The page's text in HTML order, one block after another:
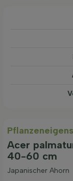
Acer
40-60 cm
Japanischer Ahorn